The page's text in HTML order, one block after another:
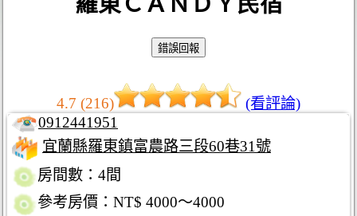
4.7 (216)
(看評論)
0912441951
宜蘭縣羅東鎮富農路三段60巷31號
房間數：4間
參考房價：NT$ 4000～4000